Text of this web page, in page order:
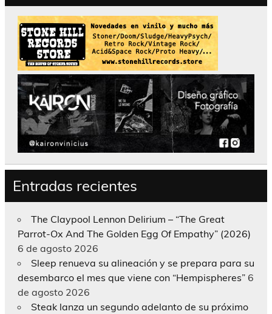
Entradas recientes
The Claypool Lennon Delirium – “The Great
Parrot-Ox And The Golden Egg Of Empathy” (2026)
6 de agosto 2026
Sleep renueva su alineación y se prepara para su
desembarco el mes que viene con “Hempispheres” 6
de agosto 2026
Steak lanza un segundo adelanto de su próximo